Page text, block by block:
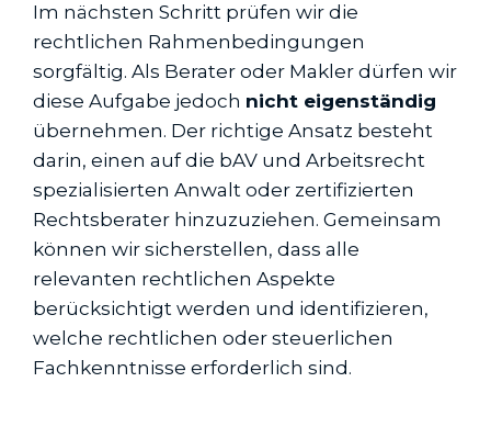
Im nächsten Schritt prüfen wir die
rechtlichen Rahmenbedingungen
sorgfältig. Als Berater oder Makler dürfen wir
diese Aufgabe jedoch nicht eigenständig
übernehmen. Der richtige Ansatz besteht
darin, einen auf die bAV und Arbeitsrecht
spezialisierten Anwalt oder zertifizierten
Rechtsberater hinzuzuziehen. Gemeinsam
können wir sicherstellen, dass alle
relevanten rechtlichen Aspekte
berücksichtigt werden und identifizieren,
welche rechtlichen oder steuerlichen
Fachkenntnisse erforderlich sind.